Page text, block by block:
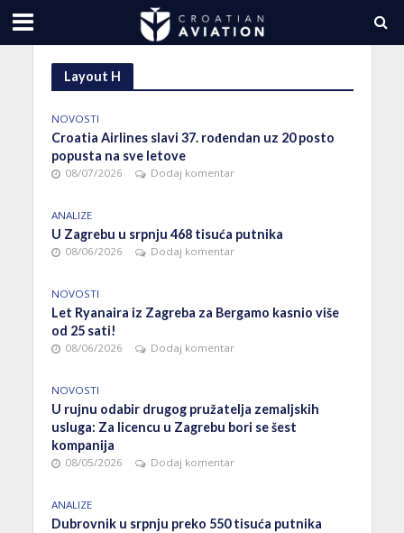
Layout H
NOVOSTI
Croatia Airlines slavi 37. rođendan uz 20 posto
popusta na sve letove
08/07/2026 Dodaj komentar
ANALIZE
U Zagrebu u srpnju 468 tisuća putnika
08/06/2026 Dodaj komentar
NOVOSTI
Let Ryanaira iz Zagreba za Bergamo kasnio više
od 25 sati!
08/06/2026 Dodaj komentar
NOVOSTI
U rujnu odabir drugog pružatelja zemaljskih
usluga: Za licencu u Zagrebu bori se šest
kompanija
08/05/2026 Dodaj komentar
ANALIZE
Dubrovnik u srpnju preko 550 tisuća putnika